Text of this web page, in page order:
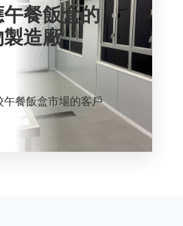
餐飯盒的
造廠
午餐飯盒市場的客戶